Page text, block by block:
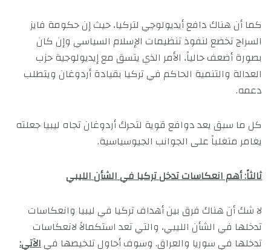
كما أن هناك دافع أيديولوجي لتركيا، حيث إن حكومة فايز
السراج تخضع لنفوذ تنظيمات الإسلام السياسي وإن كان
بصورة أضعف حالياً، الأمر الذي يتسق مع إيديولوجية حزب
العدالة والتنمية الحاكم في تركيا بقيادة أردوغان ويتطلب
دعمه.
كل ما سبق يعد دوافع قوية لتحرك أردوغان تجاه ليبيا جعلته
يغامر متغلباً على الجوانب الجيوسياسية.
ثالثاً: أهم انعكاسات تدخل تركيا في الشأن الليبي
لا شك أن هناك فرق بين أهداف تركيا في ليبيا وانعكاسات
تدخلها في الشأن الليبي، والتي تعد استكمالاً لانعكاسات
تدخلها في سوريا والعراق. وسوف أحاول تلخيصها فيالآتي: